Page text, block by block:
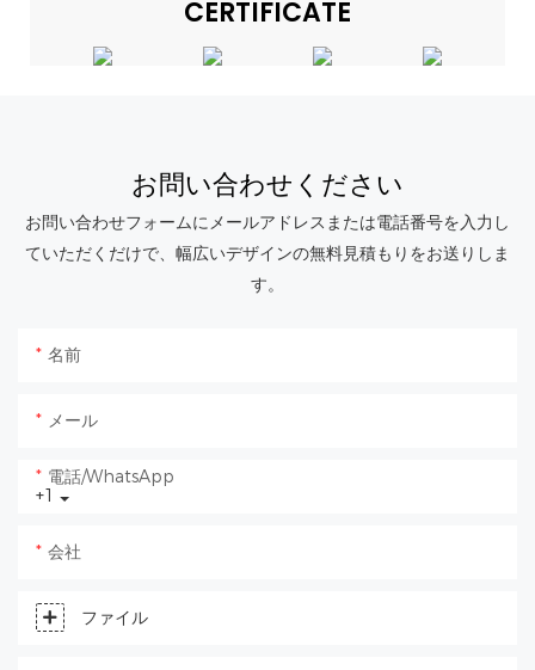
CERTIFICATE
お問い合わせください
お問い合わせフォームにメールアドレスまたは電話番号を入力し
ていただくだけで、幅広いデザインの無料見積もりをお送りしま
す。
名前
メール
+1
電話/WhatsApp
会社
ファイル